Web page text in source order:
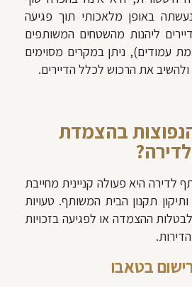
באופן מלאכותי תוך פגיעה
ליהנות מהשטחים המשותפים
עמודים), ניתן במקרים מסוימים
את הרכוש לכלל הדיירים.
בהצמדת
היא פעולה קניינית מחייבת
תקנון הבית המשותף. טעויות
ההצמדה או לפגיעה בזכויות